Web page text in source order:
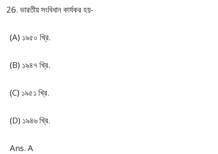
ভারতীয় সংবিধান কার্যকর হয়-
(A) ১৯৫০ খ্রি.
(B) ১৯৪৭ খ্রি.
(C) ১৯৫১ খ্রি.
(D) ১৯৪৬ খ্রি.
Ans. A